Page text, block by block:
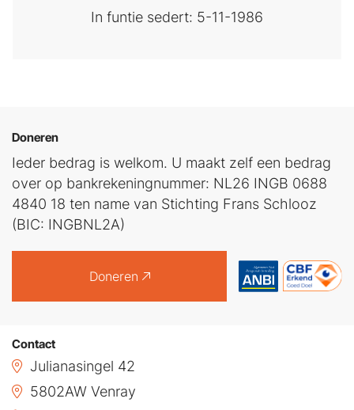
In funtie sedert: 5-11-1986
Contact
Julianasingel 42
5802AW Venray
Doneren
Ieder bedrag is welkom. U maakt zelf een bedrag
over op bankrekeningnummer: NL26 INGB 0688
4840 18 ten name van Stichting Frans Schlooz
(BIC: INGBNL2A)
Doneren